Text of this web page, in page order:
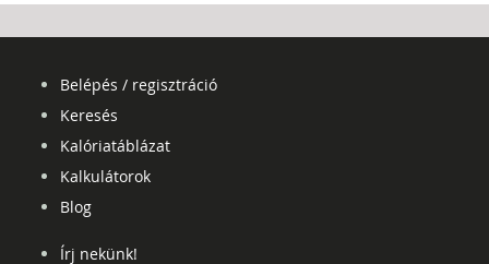
Belépés / regisztráció
Keresés
Kalóriatáblázat
Kalkulátorok
Blog
Írj nekünk!